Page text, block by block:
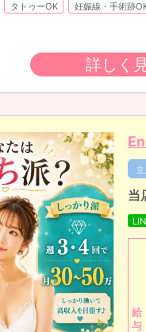
タトゥーOK 妊娠線・手術跡
詳しく
当
給
与